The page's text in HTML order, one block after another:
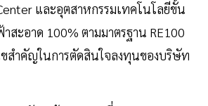
และอุตสาหกรรมเทคโนโลยีขั้น
สะอาด 100% ตามมาตรฐาน RE100
ขสำคัญในการตัดสินใจลงทุนของบริษัท